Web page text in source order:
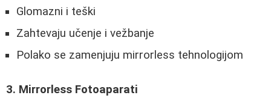
Glomazni i teški
Zahtevaju učenje i vežbanje
Polako se zamenjuju mirrorless tehnologijom
3. Mirrorless Fotoaparati